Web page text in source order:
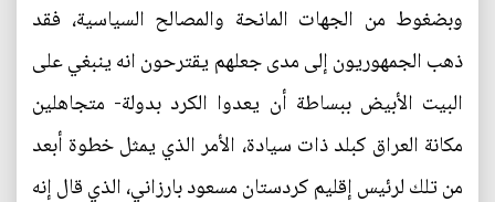
وبضغوط من الجهات المانحة والمصالح السياسية، فقد
ذهب الجمهوريون إلى مدى جعلهم يقترحون انه ينبغي على
البيت الأبيض ببساطة أن يعدوا الكرد بدولة- متجاهلين
مكانة العراق كبلد ذات سيادة، الأمر الذي يمثل خطوة أبعد
من تلك لرئيس إقليم كردستان مسعود بارزاني، الذي قال إنه